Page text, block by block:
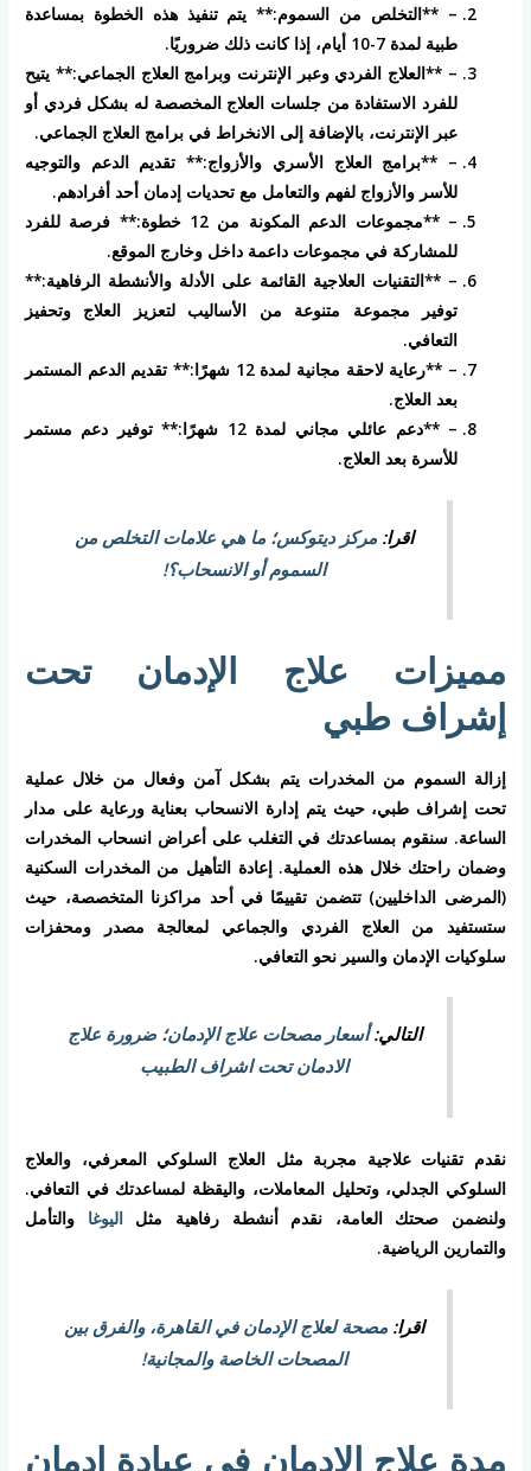
– **التخلص من السموم:** يتم تنفيذ هذه الخطوة بمساعدة
طبية لمدة 7-10 أيام، إذا كانت ذلك ضروريًا.
– **العلاج الفردي وعبر الإنترنت وبرامج العلاج الجماعي:** يتيح
للفرد الاستفادة من جلسات العلاج المخصصة له بشكل فردي أو
عبر الإنترنت، بالإضافة إلى الانخراط في برامج العلاج الجماعي.
– **برامج العلاج الأسري والأزواج:** تقديم الدعم والتوجيه
للأسر والأزواج لفهم والتعامل مع تحديات إدمان أحد أفرادهم.
– **مجموعات الدعم المكونة من 12 خطوة:** فرصة للفرد
للمشاركة في مجموعات داعمة داخل وخارج الموقع.
– **التقنيات العلاجية القائمة على الأدلة والأنشطة الرفاهية:**
توفير مجموعة متنوعة من الأساليب لتعزيز العلاج وتحفيز
التعافي.
– **رعاية لاحقة مجانية لمدة 12 شهرًا:** تقديم الدعم المستمر
بعد العلاج.
– **دعم عائلي مجاني لمدة 12 شهرًا:** توفير دعم مستمر
للأسرة بعد العلاج.
اقرا: مركز ديتوكس؛ ما هي علامات التخلص من
السموم أو الانسحاب؟!
مميزات علاج الإدمان تحت
إشراف طبي
إزالة السموم من المخدرات يتم بشكل آمن وفعال من خلال عملية
تحت إشراف طبي، حيث يتم إدارة الانسحاب بعناية ورعاية على مدار
الساعة. سنقوم بمساعدتك في التغلب على أعراض انسحاب المخدرات
وضمان راحتك خلال هذه العملية. إعادة التأهيل من المخدرات السكنية
(المرضى الداخليين) تتضمن تقييمًا في أحد مراكزنا المتخصصة، حيث
ستستفيد من العلاج الفردي والجماعي لمعالجة مصدر ومحفزات
سلوكيات الإدمان والسير نحو التعافي.
التالي:أسعار مصحات علاج الإدمان؛ ضرورة علاج
الادمان تحت اشراف الطبيب
نقدم تقنيات علاجية مجربة مثل العلاج السلوكي المعرفي، والعلاج
السلوكي الجدلي، وتحليل المعاملات، واليقظة لمساعدتك في التعافي.
ولنضمن صحتك العامة، نقدم أنشطة رفاهية مثلاليوغا والتأمل
والتمارين الرياضية.
اقرا: مصحة لعلاج الإدمان في القاهرة، والفرق بين
المصحات الخاصة والمجانية!
مدة علاج الادمان في عيادة إدمان